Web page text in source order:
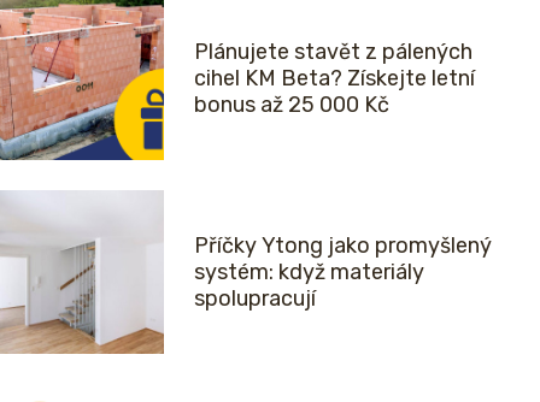
Plánujete stavět z pálených
cihel KM Beta? Získejte letní
bonus až 25 000 Kč
Příčky Ytong jako promyšlený
systém: když materiály
spolupracují